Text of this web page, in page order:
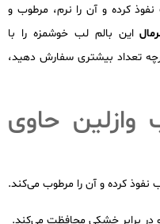
کرده و آن را نرم، مرطوب و
این بالم لب خوشمزه را با
تعداد بیشتری سفارش دهید،
وازلین حاوی
کرده و آن را مرطوب می‌کند.
و در برابر خشکی محافظت می‌کند.